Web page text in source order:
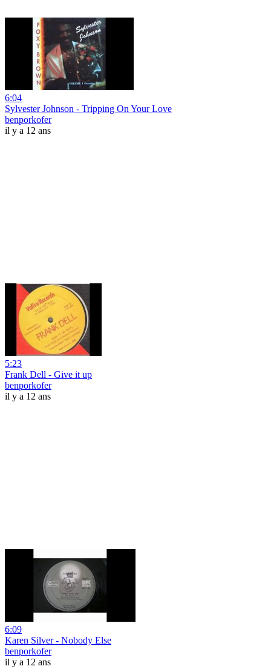
6:04
Sylvester Johnson - Tripping On Your Love
benporkofer
il y a 12 ans
5:23
Frank Dell - Give it up
benporkofer
il y a 12 ans
6:09
Karen Silver - Nobody Else
benporkofer
il y a 12 ans